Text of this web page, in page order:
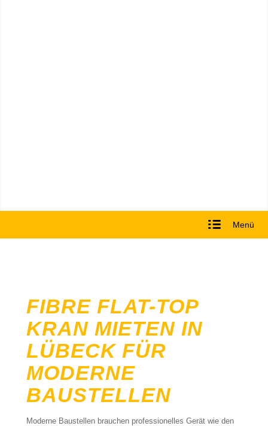
Menü
FIBRE FLAT-TOP
KRAN MIETEN IN
LÜBECK FÜR
MODERNE
BAUSTELLEN
Moderne Baustellen brauchen professionelles Gerät wie den